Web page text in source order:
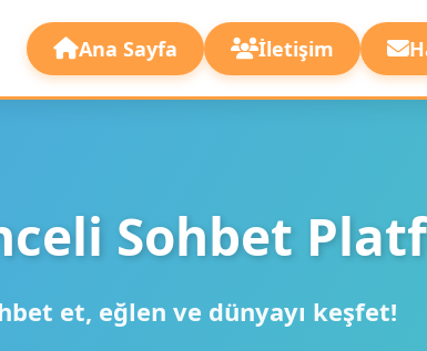
Ana Sayfa İletişim
Sohbet
et, eğlen ve dünyayı keşfet!